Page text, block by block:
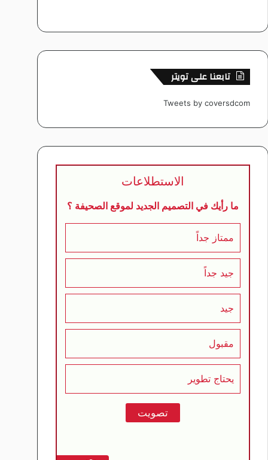
تابعنا على تويتر
Tweets by coversdcom
الاستطلاعات
ما رأيك في التصميم الجديد لموقع الصحيفة ؟
ممتاز جداً
جيد جداً
جيد
مقبول
يحتاج تطوير